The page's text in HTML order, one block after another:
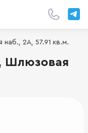
2А, 57.91 кв.м.
Шлюзовая